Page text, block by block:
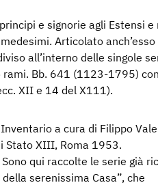
e signorie agli Estensi e
Articolato
all’interno delle singole
rami. Bb. 641 (1123-1795)
XII e 14 del X111).
a cura di Filippo
di Stato XIII,
le serie già
serenissima Casa”, che